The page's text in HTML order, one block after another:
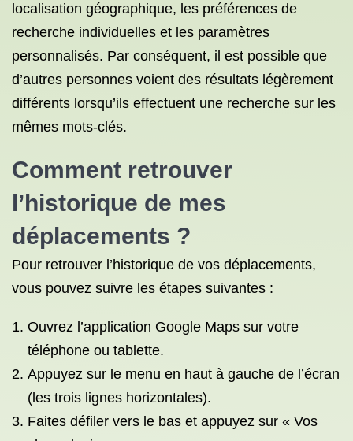
localisation géographique, les préférences de
recherche individuelles et les paramètres
personnalisés. Par conséquent, il est possible que
d’autres personnes voient des résultats légèrement
différents lorsqu’ils effectuent une recherche sur les
mêmes mots-clés.
Comment retrouver
l’historique de mes
déplacements ?
Pour retrouver l’historique de vos déplacements,
vous pouvez suivre les étapes suivantes :
Ouvrez l’application Google Maps sur votre
téléphone ou tablette.
Appuyez sur le menu en haut à gauche de l’écran
(les trois lignes horizontales).
Faites défiler vers le bas et appuyez sur « Vos